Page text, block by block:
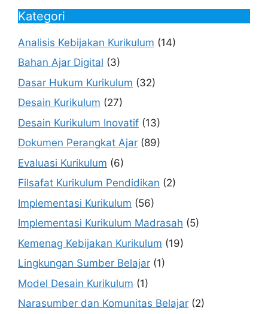
Kategori
Analisis Kebijakan Kurikulum (14)
Bahan Ajar Digital (3)
Dasar Hukum Kurikulum (32)
Desain Kurikulum (27)
Desain Kurikulum Inovatif (13)
Dokumen Perangkat Ajar (89)
Evaluasi Kurikulum (6)
Filsafat Kurikulum Pendidikan (2)
Implementasi Kurikulum (56)
Implementasi Kurikulum Madrasah (5)
Kemenag Kebijakan Kurikulum (19)
Lingkungan Sumber Belajar (1)
Model Desain Kurikulum (1)
Narasumber dan Komunitas Belajar (2)